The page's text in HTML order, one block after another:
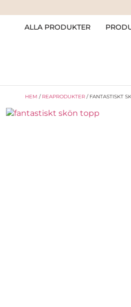
ALLA PRODUKTER
HEM / REAPRODUKTER / FANTASTISKT